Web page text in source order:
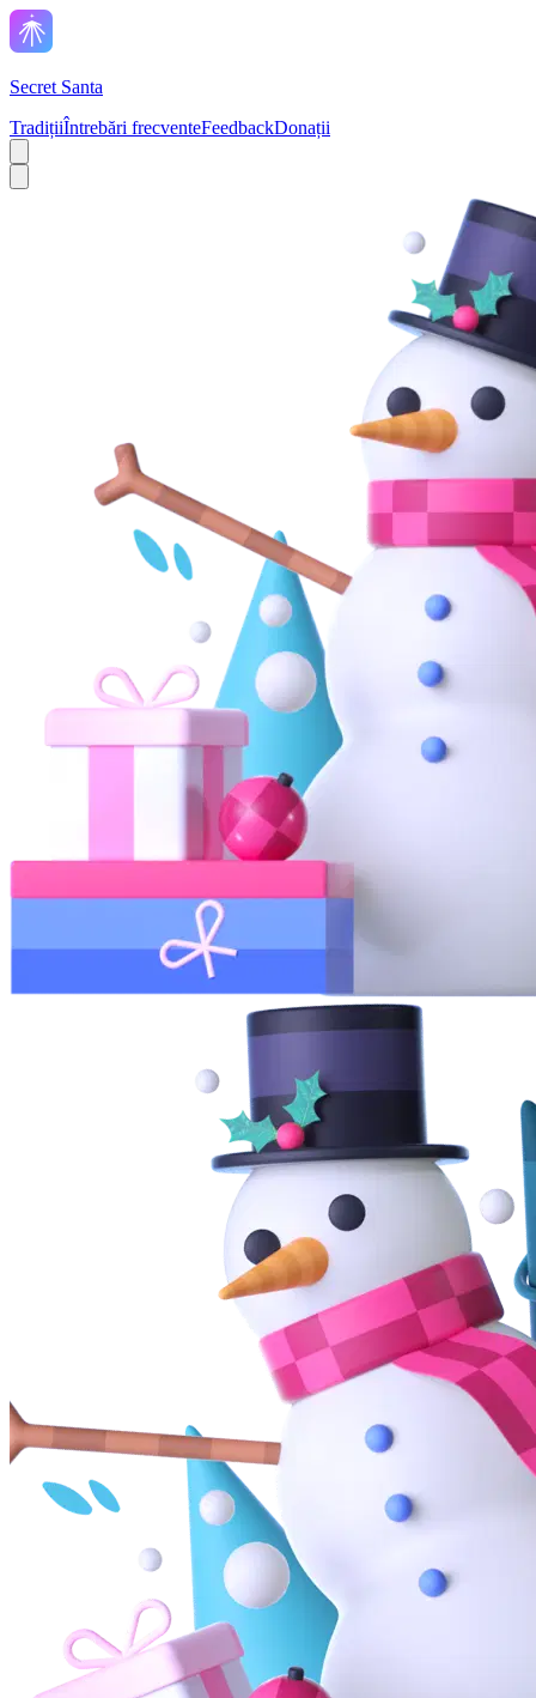
Secret Santa
TradițiiÎntrebări frecventeFeedbackDonații